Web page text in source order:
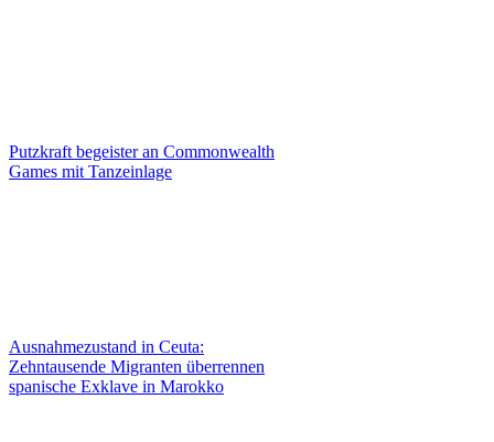
Putzkraft begeister an Commonwealth
Games mit Tanzeinlage
Ausnahmezustand in Ceuta:
Zehntausende Migranten überrennen
spanische Exklave in Marokko